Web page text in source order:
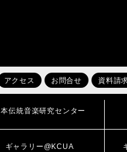
アクセス お問合せ 資料請
本伝統音楽研究センター
ギャラリー@KCUA